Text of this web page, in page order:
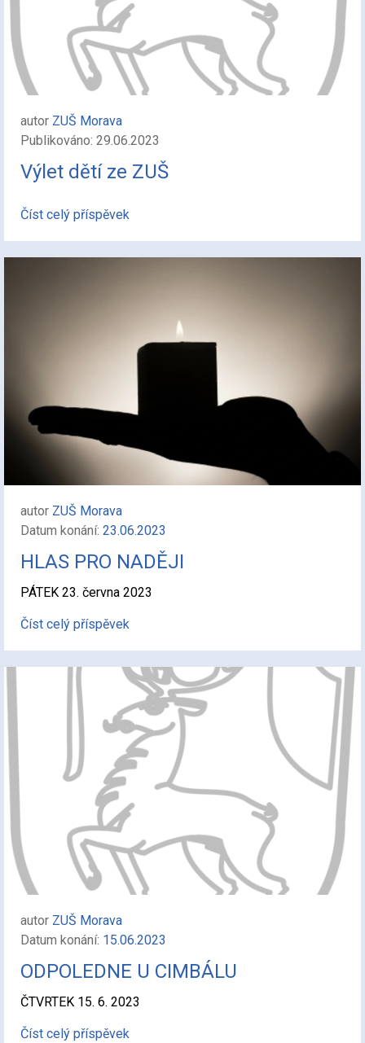
autor ZUŠ Morava
Publikováno: 29.06.2023
Výlet dětí ze ZUŠ
Číst celý příspěvek
autor ZUŠ Morava
Datum konání: 23.06.2023
HLAS PRO NADĚJI
PÁTEK 23. června 2023
Číst celý příspěvek
autor ZUŠ Morava
Datum konání: 15.06.2023
ODPOLEDNE U CIMBÁLU
ČTVRTEK 15. 6. 2023
Číst celý příspěvek